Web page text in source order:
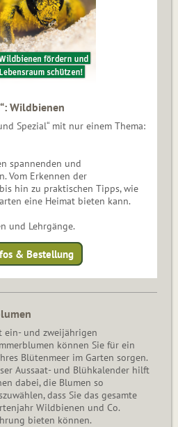
Wildbienen
Spezial“ mit nur einem Thema:
spannenden und
Vom Erkennen der
hin zu praktischen Tipps, wie
eine Heimat bieten kann.
und Lehrgänge.
& Bestellung
ein- und zweijährigen
können Sie für ein
Blütenmeer im Garten sorgen.
Aussaat- und Blühkalender hilft
dabei, die Blumen so
dass Sie das gesamte
Wildbienen und Co.
bieten können.